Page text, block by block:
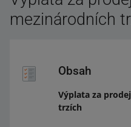
mezinárodních
Obsah
Výplata za
trzích